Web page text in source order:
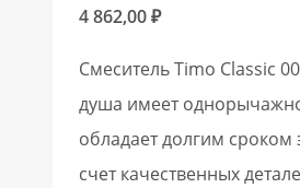
4 862,00₽
Смеситель Timo Сlassic
душа имеет
обладает долгим сроком
счет качественных